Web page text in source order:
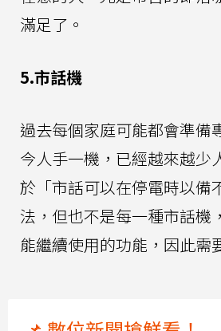
滿足了。
5.市話機
過去每個家庭可能都會準備
今人手一機，已經越來越少
於「市話可以在停電時以備
法，但也不是每一種市話機
能繼續使用的功能，因此需